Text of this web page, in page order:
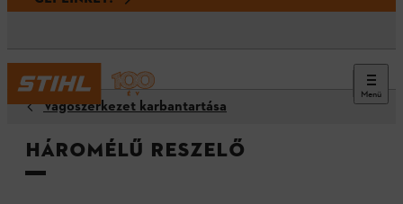
Menü
Vágószerkezet karbantartása
Háromélű reszelő